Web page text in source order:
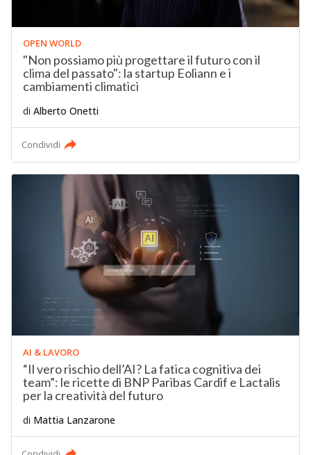
OPEN WORLD
"Non possiamo più progettare il futuro con il
clima del passato": la startup Eoliann e i
cambiamenti climatici
di Alberto Onetti
Condividi
AI & LAVORO
“Il vero rischio dell’AI? La fatica cognitiva dei
team”: le ricette di BNP Paribas Cardif e Lactalis
per la creatività del futuro
di Mattia Lanzarone